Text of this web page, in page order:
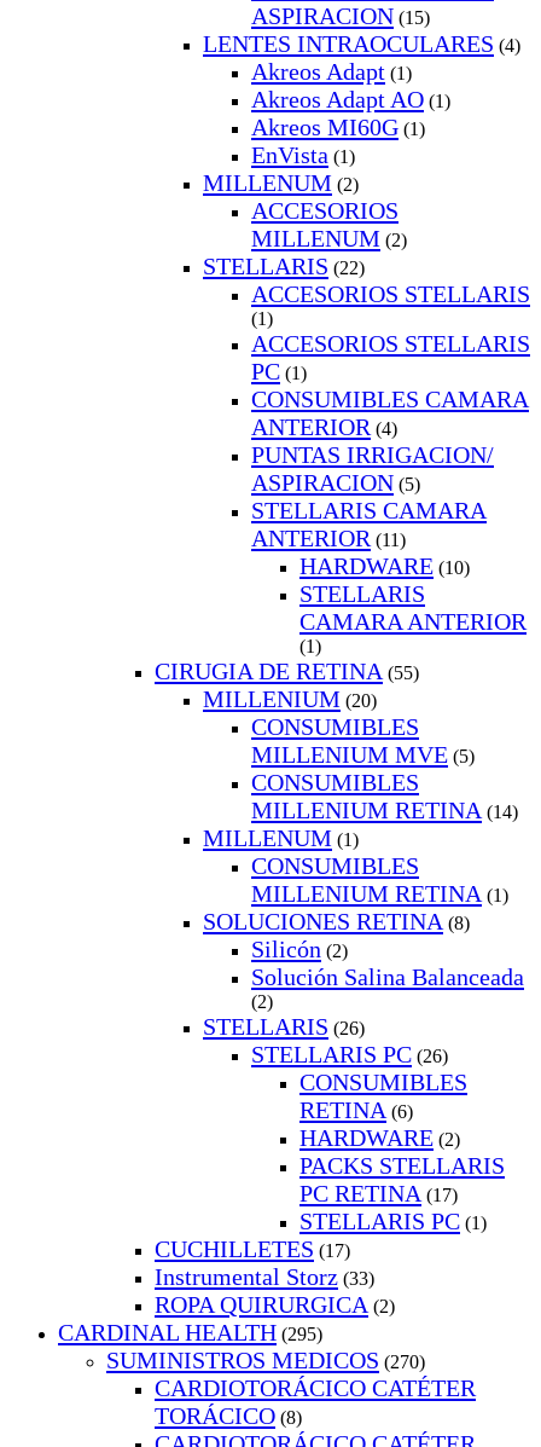
ASPIRACION (15)
LENTES INTRAOCULARES (4)
Akreos Adapt (1)
Akreos Adapt AO (1)
Akreos MI60G (1)
EnVista (1)
MILLENUM (2)
ACCESORIOS
MILLENUM (2)
STELLARIS (22)
ACCESORIOS STELLARIS
(1)
ACCESORIOS STELLARIS
PC (1)
CONSUMIBLES CAMARA
ANTERIOR (4)
PUNTAS IRRIGACION/
ASPIRACION (5)
STELLARIS CAMARA
ANTERIOR (11)
HARDWARE (10)
STELLARIS
CAMARA ANTERIOR
(1)
CIRUGIA DE RETINA (55)
MILLENIUM (20)
CONSUMIBLES
MILLENIUM MVE (5)
CONSUMIBLES
MILLENIUM RETINA (14)
MILLENUM (1)
CONSUMIBLES
MILLENIUM RETINA (1)
SOLUCIONES RETINA (8)
Silicón (2)
Solución Salina Balanceada
(2)
STELLARIS (26)
STELLARIS PC (26)
CONSUMIBLES
RETINA (6)
HARDWARE (2)
PACKS STELLARIS
PC RETINA (17)
STELLARIS PC (1)
CUCHILLETES (17)
Instrumental Storz (33)
ROPA QUIRURGICA (2)
CARDINAL HEALTH (295)
SUMINISTROS MEDICOS (270)
CARDIOTORÁCICO CATÉTER
TORÁCICO (8)